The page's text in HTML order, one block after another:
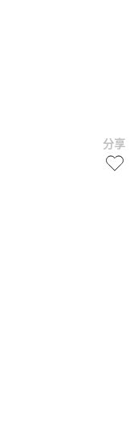
分享